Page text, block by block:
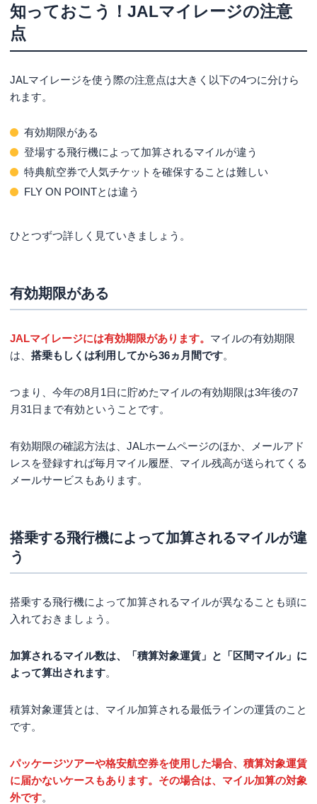
知っておこう！JALマイレージの注意
点
JALマイレージを使う際の注意点は大きく以下の4つに分けら
れます。
有効期限がある
登場する飛行機によって加算されるマイルが違う
特典航空券で人気チケットを確保することは難しい
FLY ON POINTとは違う
ひとつずつ詳しく見ていきましょう。
有効期限がある
JALマイレージには有効期限があります。 マイルの有効期限
は、 搭乗もしくは利用してから36ヵ月間です。
つまり、今年の8月1日に貯めたマイルの有効期限は3年後の7
月31日まで有効ということです。
有効期限の確認方法は、JALホームページのほか、メールアド
レスを登録すれば毎月マイル履歴、マイル残高が送られてくる
メールサービスもあります。
搭乗する飛行機によって加算されるマイルが違
う
搭乗する飛行機によって加算されるマイルが異なることも頭に
入れておきましょう。
加算されるマイル数は、「積算対象運賃」と「区間マイル」に
よって算出されます。
積算対象運賃とは、マイル加算される最低ラインの運賃のこと
です。
パッケージツアーや格安航空券を使用した場合、積算対象運賃
に届かないケースもあります。その場合は、マイル加算の対象
外です。